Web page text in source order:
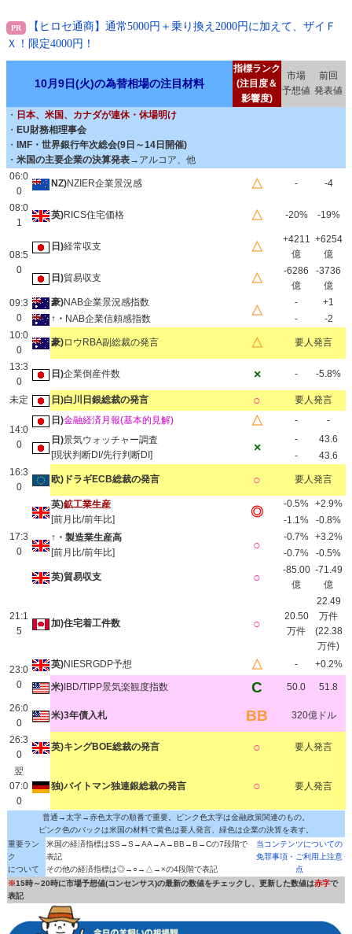
【ヒロセ通商】通常5000円＋乗り換え2000円に加えて、ザイＦ
Ｘ！限定4000円！
10月9日(火)の為替相場の注目材料
指標ランク
(注目度＆
影響度)
市場
予想値
前回
発表値
・ 日本、米国、カナダが連休・休場明け
・ EU財務相理事会
・
IMF・世界銀行年次総会(9日～14日開催)
・ 米国の主要企業の決算発表→ アルコア、他
06:0
0
NZ)NZIER企業景況感 △ - -4
08:0
1
英)RICS住宅価格 △ -20% -19%
08:5
0
日)経常収支 △
+4211
億
+6254
億
日)貿易収支 △
-6286
億
-3736
億
09:3
0
豪)NAB企業景況感指数
△
-
+1
↑・ NAB企業信頼感指数 -
-2
10:0
0
豪)ロウRBA副総裁の発言 △ 要人発言
13:3
0
日)企業倒産件数 × - -5.8%
未定 日)白川日銀総裁の発言 ○ 要人発言
14:0
0
日)金融経済月報(基本的見解) △ -
-
日)景気ウォッチャー調査
[現状判断DI/先行判断DI]
×
-
43.6
-
43.6
16:3
0
欧)ドラギECB総裁の発言 ○ 要人発言
17:3
0
英)鉱工業生産
[前月比/前年比]
◎
-0.5% +2.9%
-1.1%
-0.8%
↑・製造業生産高
[前月比/前年比]
○
-0.7% +3.2%
-0.7%
-0.5%
英)貿易収支 ○
-85.00
億
-71.49
億
21:1
5
加)住宅着工件数 ○
20.50
万件
22.49
万件
(22.38
万件)
23:0
0
英)NIESRGDP予想 △ - +0.2%
米) IBD/TIPP景気楽観度指数 C 50.0
51.8
26:0
0
米)3年債入札 BB 320億ドル
26:3
0
英)キングBOE総裁の発言 ○ 要人発言
翌
07:0
0
独)バイトマン独連銀総裁の発言 ○ 要人発言
普通→太字→赤色太字の順番で重要。ピンク色太字は金融政策関連のもの。
ピンク色のバックは米国の材料で黄色は要人発言、緑色は企業の決算を表す。
重要ラン
ク
について
米国の経済指標はSS→S→AA→A→BB→B→Cの7段階で
表記
その他の経済指標は◎→○→△→×の4段階で表記
当コンテンツについての
免罪事項・ご利用上注意
点
※15時～20時に市場予想値(コンセンサス)の最新の数値をチェックし、更新した数値は赤字で
表記